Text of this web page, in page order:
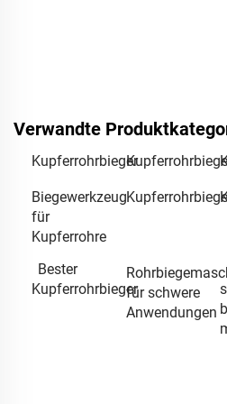
Verwandte
Kupferrohrbieger
Biegewerkzeug
für
Kupferrohre
Bester
Kupferrohrbiegerfür schwere
Anwendungen